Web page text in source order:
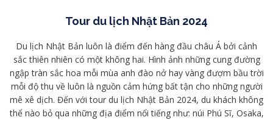
Tour du lịch Nhật Bản 2024
Du lịch Nhật Bản luôn là điểm đến hàng đầu châu Á bởi cảnh
sắc thiên nhiên có một không hai. Hình ảnh những cung đường
ngập tràn sắc hoa mỗi mùa anh đào nở hay vàng đượm bầu trời
mỗi độ thu về luôn là nguồn cảm hứng bất tận cho những người
mê xê dịch. Đến với tour du lịch Nhật Bản 2024, du khách không
thể nào bỏ qua những địa điểm nổi tiếng như: núi Phú Sĩ, Osaka,